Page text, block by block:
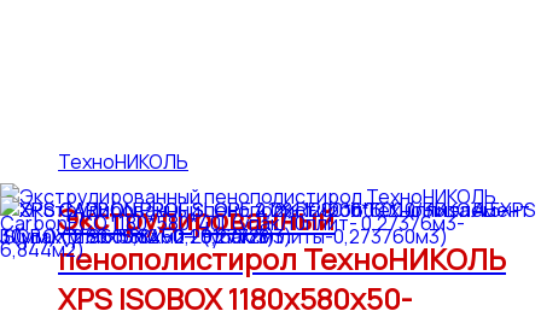
ТехноНИКОЛЬ
Экструдированный
пенополистирол ТехноНИКОЛЬ
XPS ISOBOX 1180x580x50-